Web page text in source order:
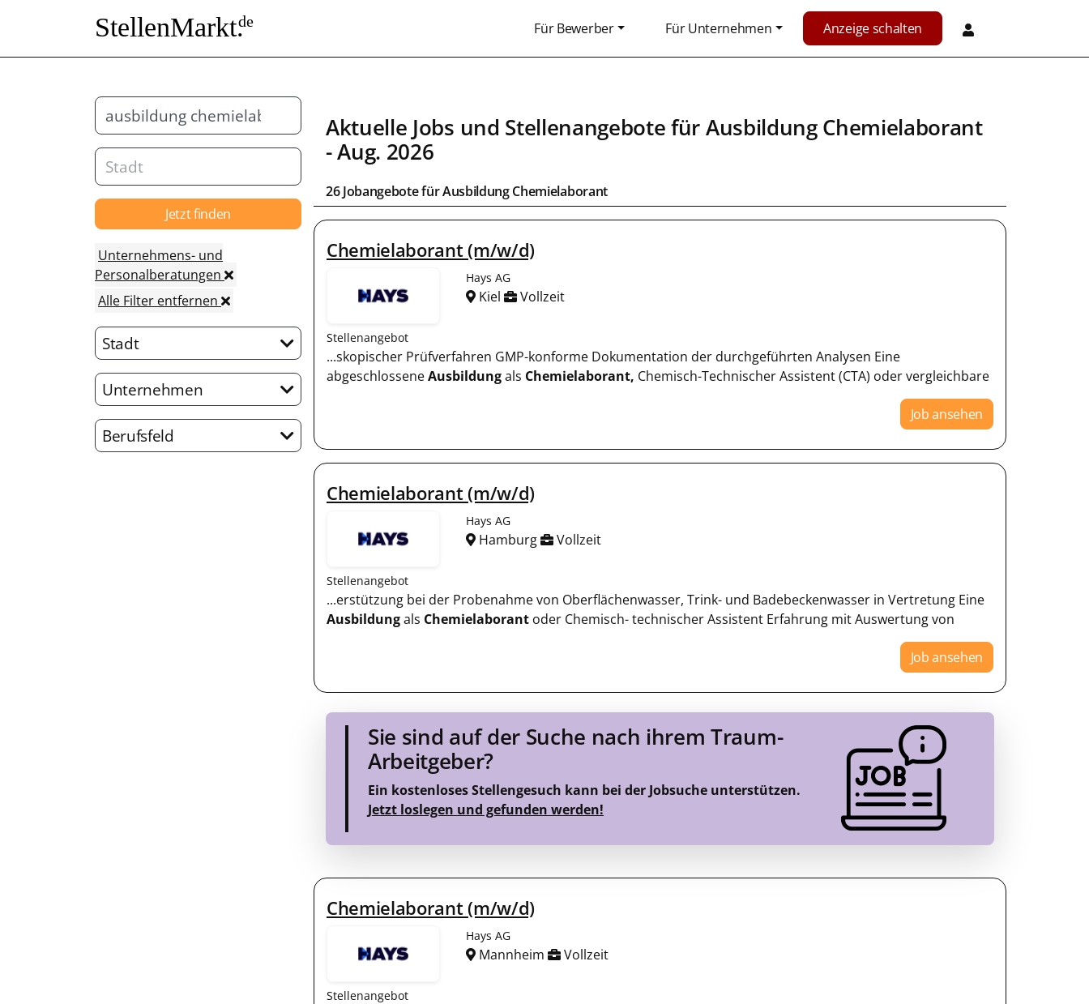
StellenMarkt.de Für Bewerber Für Unternehmen Anzeige schalten
Jetzt finden
Unternehmens- und
Personalberatungen
Alle Filter entfernen
Stadt
Unternehmen
Berufsfeld
Aktuelle Jobs und Stellenangebote für Ausbildung Chemielaborant
- Aug. 2026
26 Jobangebote fürAusbildung Chemielaborant
Chemielaborant (m/w/d)
Hays AG
Kiel Vollzeit
Stellenangebot
...skopischer Prüfverfahren GMP-konforme Dokumentation der durchgeführten Analysen Eine
abgeschlosseneAusbildungals Chemielaborant, Chemisch-Technischer Assistent (CTA) oder vergleichbare
Job ansehen
Chemielaborant (m/w/d)
Hays AG
Hamburg Vollzeit
Stellenangebot
...erstützung bei der Probenahme von Oberflächenwasser, Trink- und Badebeckenwasser in Vertretung Eine
Ausbildungals Chemielaborant oder Chemisch- technischer Assistent Erfahrung mit Auswertung von
Job ansehen
Sie sind auf der Suche nach ihrem Traum-
Arbeitgeber?
Ein kostenloses Stellengesuch kann bei der Jobsuche unterstützen.
Jetzt loslegen und gefunden werden!
Chemielaborant (m/w/d)
Hays AG
Mannheim Vollzeit
Stellenangebot